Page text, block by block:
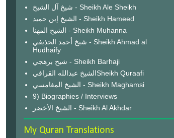
شيخ آل الشيخ - Sheikh Ale Sheikh
الشيخ إبن حميد - Sheikh Hameed
الشيخ المهنا - Sheikh Muhanna
شيخ أحمد الحذيفي - Sheikh Ahmad al
Hudhaify
شيخ برهجي - Sheikh Barhaji
الشيخ عبدالله القرافيSheikh Quraafi
الشيخ المغامسي - Sheikh Maghamsi
9) Biographies / Interviews
الشيخ الأخضر - Sheikh Al Akhdar
My Quran Translations